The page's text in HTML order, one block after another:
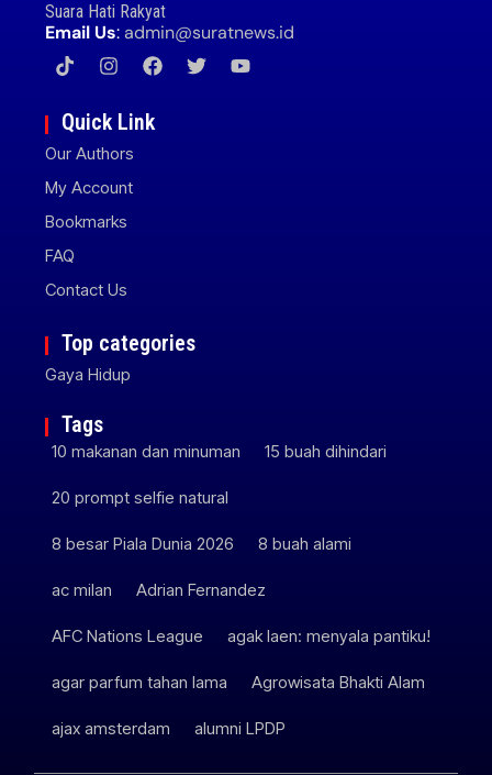
Suara Hati Rakyat
Email Us:admin@suratnews.id
Quick Link
Our Authors
My Account
Bookmarks
FAQ
Contact Us
Top categories
Gaya Hidup
Tags
10 makanan dan minuman 15 buah dihindari
20 prompt selfie natural
8 besar Piala Dunia 2026 8 buah alami
ac milan Adrian Fernandez
AFC Nations League agak laen: menyala pantiku!
agar parfum tahan lama Agrowisata Bhakti Alam
ajax amsterdam alumni LPDP